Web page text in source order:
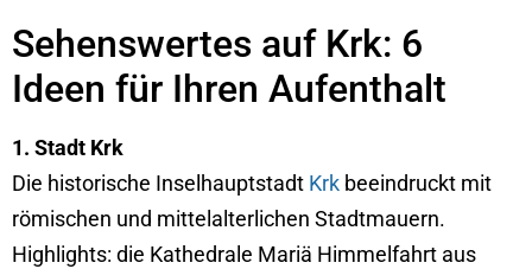
Sehenswertes auf Krk: 6
Ideen für Ihren Aufenthalt
1. Stadt Krk
Die historische Inselhauptstadt Krk beeindruckt mit
römischen und mittelalterlichen Stadtmauern.
Highlights: die Kathedrale Mariä Himmelfahrt aus